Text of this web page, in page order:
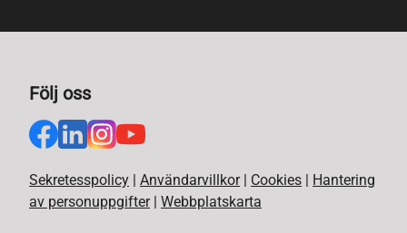
Följ oss
Sekretesspolicy | Användarvillkor | Cookies | Hantering
av personuppgifter | Webbplatskarta